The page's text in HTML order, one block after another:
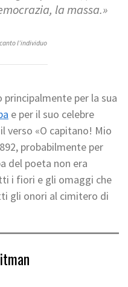
la massa.»
l’individuo
per la sua
e per il suo celebre
verso «O capitano! Mio
probabilmente per
del poeta non era
i fiori e gli omaggi che
gli onori al cimitero di